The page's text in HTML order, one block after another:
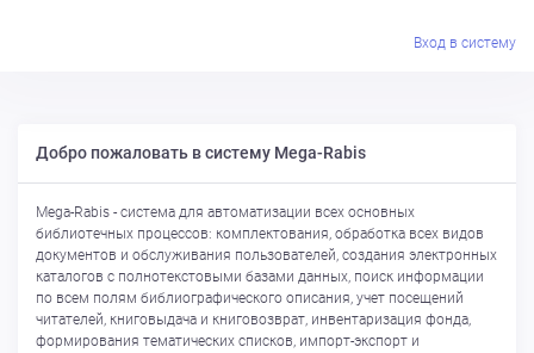
Вход в систему
Вход в систему
Добро пожаловать в систему Mega-Rabis
Mega-Rabis - система для автоматизации всех основных
библиотечных процессов: комплектования, обработка всех видов
документов и обслуживания пользователей, создания электронных
каталогов с полнотекстовыми базами данных, поиск информации
по всем полям библиографического описания, учет посещений
читателей, книговыдача и книговозврат, инвентаризация фонда,
формирования тематических списков, импорт-экспорт и